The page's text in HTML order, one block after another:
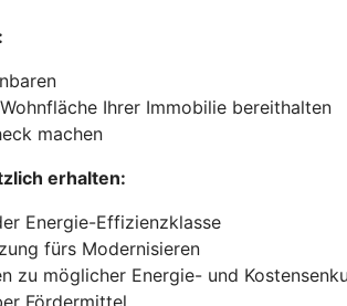
Ihrer Immobilie bereithalten
machen
erhalten:
Energie-Effizienzklasse
fürs Modernisieren
zu möglicher Energie- und
Fördermittel